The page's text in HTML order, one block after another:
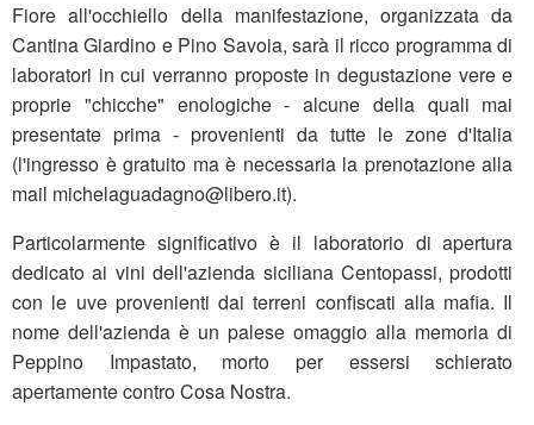
Fiore all'occhiello della manifestazione, organizzata da
Cantina Giardino e Pino Savoia, sarà il ricco programma di
laboratori in cui verranno proposte in degustazione vere e
proprie "chicche" enologiche - alcune della quali mai
presentate prima - provenienti da tutte le zone d'Italia
(l'ingresso è gratuito ma è necessaria la prenotazione alla
mail michelaguadagno@libero.it).
Particolarmente significativo è il laboratorio di apertura
dedicato ai vini dell'azienda siciliana Centopassi, prodotti
con le uve provenienti dai terreni confiscati alla mafia. Il
nome dell'azienda è un palese omaggio alla memoria di
Peppino Impastato, morto per essersi schierato
apertamente contro Cosa Nostra.